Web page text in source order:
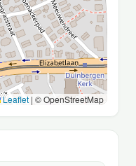
Leaflet | © OpenStreetMap